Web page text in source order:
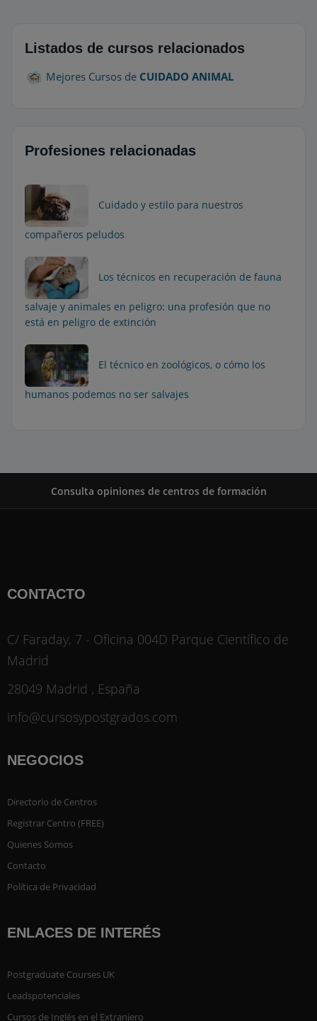
Listados de cursos relacionados
Mejores Cursos de CUIDADO ANIMAL
Profesiones relacionadas
Cuidado y estilo para nuestros
compañeros peludos
Los técnicos en recuperación de fauna
salvaje y animales en peligro: una profesión que no
está en peligro de extinción
El técnico en zoológicos, o cómo los
humanos podemos no ser salvajes
Consulta opiniones de centros de formación
CONTACTO
C/ Faraday, 7 - Oficina 004D Parque Científico de
Madrid
28049 Madrid , España
info@cursosypostgrados.com
NEGOCIOS
Directorio de Centros
Registrar Centro (FREE)
Quienes Somos
Contacto
Política de Privacidad
ENLACES DE INTERÉS
Postgraduate Courses UK
Leadspotenciales
Cursos de Inglés en el Extranjero